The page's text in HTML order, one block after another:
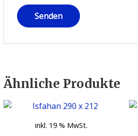
Ähnliche Produkte
inkl. 19 % MwSt.